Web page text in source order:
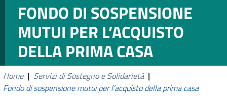
FONDO DI SOSPENSIONE
MUTUI PER L’ACQUISTO
DELLA PRIMA CASA
Home | Servizi di Sostegno e Solidarietà |
Fondo di sospensione mutui per l’acquisto della prima casa